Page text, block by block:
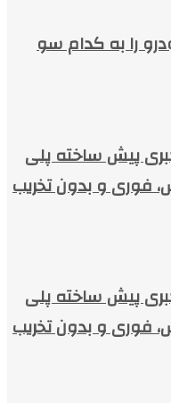
را به کدام سو
پیش ساخته پلی
فوری و بدون تخریب
پیش ساخته پلی
فوری و بدون تخریب